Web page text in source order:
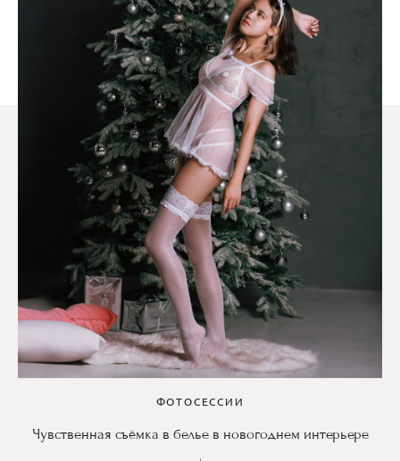
ФОТОСЕССИИ
Чувственная съёмка в белье в новогоднем интерьере